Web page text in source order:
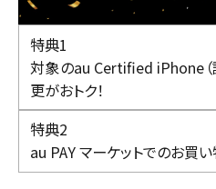
特典1
対象のau Certified iPhone（
更がおトク！
特典2
au PAY マーケットでのお買い